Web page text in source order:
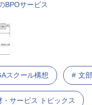
BPOサービス
スクール構想 文
・サービス トピックス